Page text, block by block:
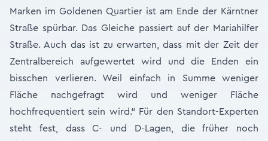
Marken im Goldenen Quartier ist am Ende der Kärntner
Straße spürbar. Das Gleiche passiert auf der Mariahilfer
Straße. Auch das ist zu erwarten, dass mit der Zeit der
Zentralbereich aufgewertet wird und die Enden ein
bisschen verlieren. Weil einfach in Summe weniger
Fläche nachgefragt wird und weniger Fläche
hochfrequentiert sein wird.“ Für den Standort-Experten
steht fest, dass C- und D-Lagen, die früher noch